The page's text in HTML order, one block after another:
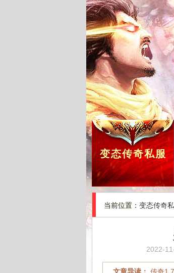
变态传奇私服
当前位置： 变态传奇
2022-